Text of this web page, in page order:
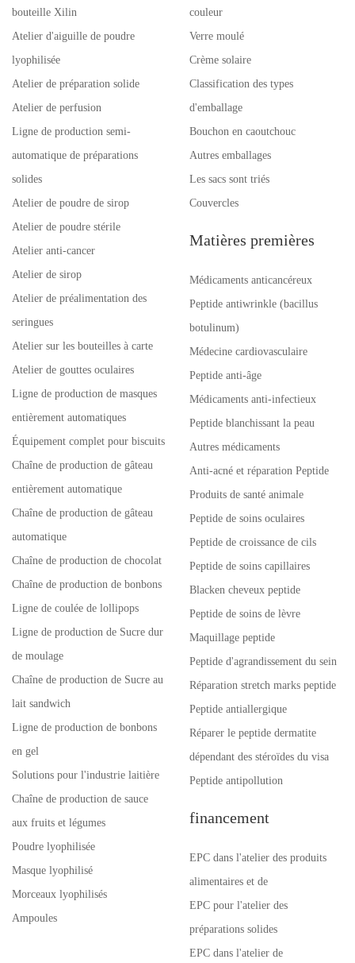
bouteille Xilin
Atelier d'aiguille de poudre
lyophilisée
Atelier de préparation solide
Atelier de perfusion
Ligne de production semi-
automatique de préparations
solides
Atelier de poudre de sirop
Atelier de poudre stérile
Atelier anti-cancer
Atelier de sirop
Atelier de préalimentation des
seringues
Atelier sur les bouteilles à carte
Atelier de gouttes oculaires
Ligne de production de masques
entièrement automatiques
Équipement complet pour biscuits
Chaîne de production de gâteau
entièrement automatique
Chaîne de production de gâteau
automatique
Chaîne de production de chocolat
Chaîne de production de bonbons
Ligne de coulée de lollipops
Ligne de production de Sucre dur
de moulage
Chaîne de production de Sucre au
lait sandwich
Ligne de production de bonbons
en gel
Solutions pour l'industrie laitière
Chaîne de production de sauce
aux fruits et légumes
Poudre lyophilisée
Masque lyophilisé
Morceaux lyophilisés
Ampoules
couleur
Verre moulé
Crème solaire
Classification des types
d'emballage
Bouchon en caoutchouc
Autres emballages
Les sacs sont triés
Couvercles
Matières premières
Médicaments anticancéreux
Peptide antiwrinkle (bacillus
botulinum)
Médecine cardiovasculaire
Peptide anti-âge
Médicaments anti-infectieux
Peptide blanchissant la peau
Autres médicaments
Anti-acné et réparation Peptide
Produits de santé animale
Peptide de soins oculaires
Peptide de croissance de cils
Peptide de soins capillaires
Blacken cheveux peptide
Peptide de soins de lèvre
Maquillage peptide
Peptide d'agrandissement du sein
Réparation stretch marks peptide
Peptide antiallergique
Réparer le peptide dermatite
dépendant des stéroïdes du visa
Peptide antipollution
financement
EPC dans l'atelier des produits
alimentaires et de
EPC pour l'atelier des
préparations solides
EPC dans l'atelier de